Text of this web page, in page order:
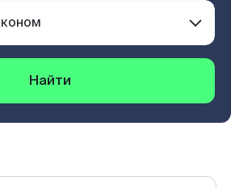
Найти